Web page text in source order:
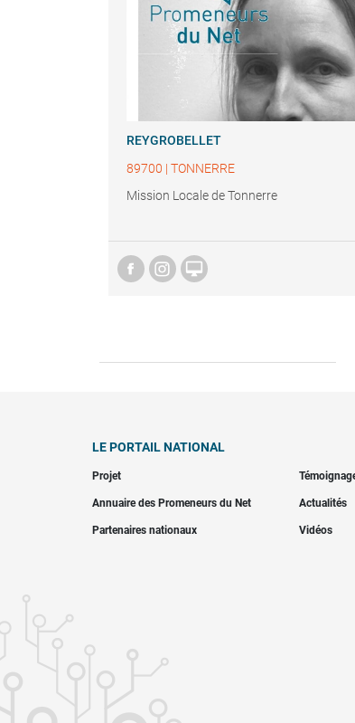
REYGROBELLET
89700 | TONNERRE
Mission Locale de Tonnerre

LE PORTAIL NATIONAL
Projet
Annuaire des Promeneurs du Net Actualités
Partenaires nationaux Vidéos